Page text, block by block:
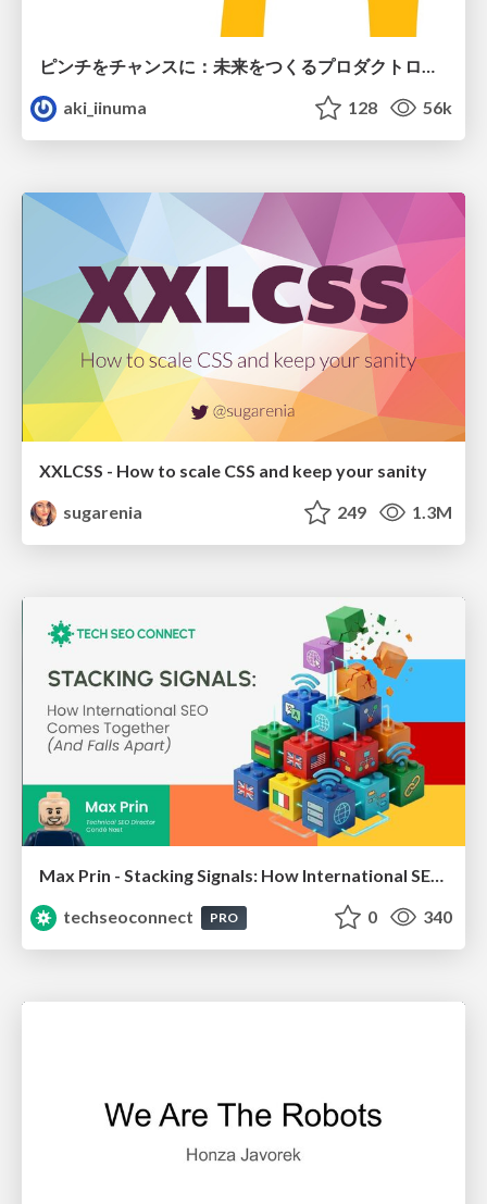
aki_iinuma
128 56k
XXLCSS - How to scale CSS and keep your sanity
sugarenia
249 1.3M
Max Prin - Stacking Signals: How International SEO Comes Together (And Falls Apart)
techseoconnect
PRO 0 340